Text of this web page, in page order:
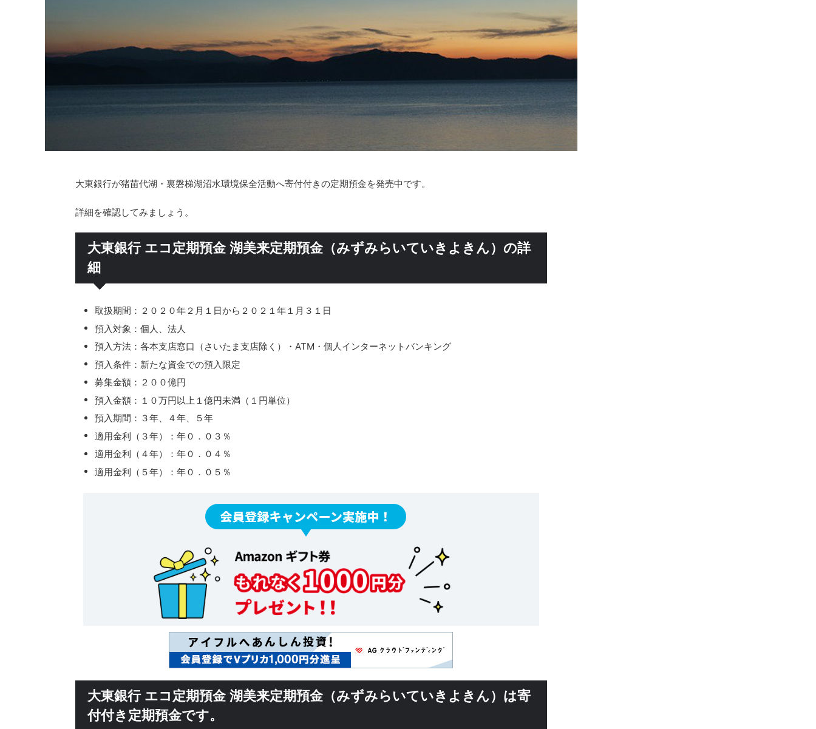
大東銀行が猪苗代湖・裏磐梯湖沼水環境保全活動へ寄付付きの定期預金を発売中です。
詳細を確認してみましょう。
大東銀行 エコ定期預金 湖美来定期預金（みずみらいていきよきん）の詳
細
取扱期間：２０２０年２月１日から２０２１年１月３１日
預入対象：個人、法人
預入方法：各本支店窓口（さいたま支店除く）・ATM・個人インターネットバンキング
預入条件：新たな資金での預入限定
募集金額：２００億円
預入金額：１０万円以上１億円未満（１円単位）
預入期間：３年、４年、５年
適用金利（３年）：年０．０３％
適用金利（４年）：年０．０４％
適用金利（５年）：年０．０５％
大東銀行 エコ定期預金 湖美来定期預金（みずみらいていきよきん）は寄
付付き定期預金です。